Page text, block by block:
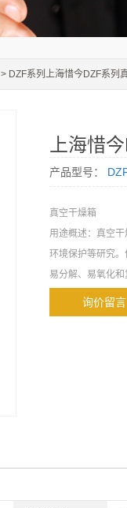
> DZF系列上海惜今DZF系列
上海惜
产品型号：
真空干燥箱
用途概述：真空
环境保护等研究。
易分解、易氧化和
询价留言